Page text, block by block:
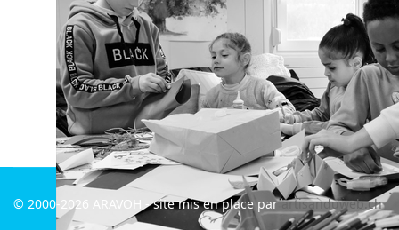
© 2000-2026 ARAVOH - site mis en place parartisanduweb.ch